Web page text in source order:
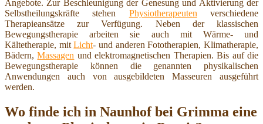
Angebote. Zur Beschleunigung der Genesung und Aktivierung der
Selbstheilungskräfte stehen Physiotherapeuten verschiedene
Therapieansätze zur Verfügung. Neben der klassischen
Bewegungstherapie arbeiten sie auch mit Wärme- und
Kältetherapie, mitLicht- und anderen Fototherapien, Klimatherapie,
Bädern,Massagen und elektromagnetischen Therapien. Bis auf die
Bewegungstherapie können die genannten physikalischen
Anwendungen auch von ausgebildeten Masseuren ausgeführt
werden.
Wo finde ich in Naunhof bei Grimma eine